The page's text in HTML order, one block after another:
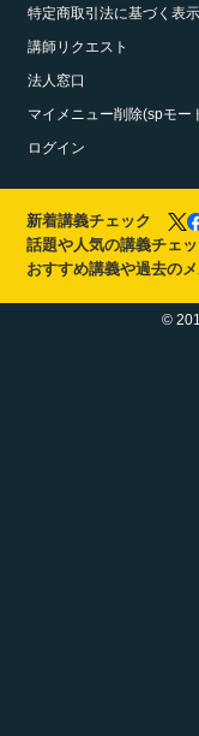
特定商取引法に基づく表示
講師リクエスト
法人窓口
マイメニュー削除(spモー
ログイン
新着講義チェック
話題や人気の講義チェ
おすすめ講義や過去の
©